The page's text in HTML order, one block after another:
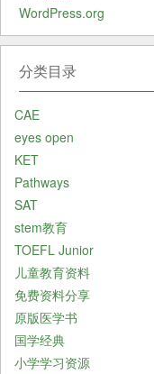
WordPress.org
分类目录
CAE
eyes open
KET
Pathways
SAT
stem教育
TOEFL Junior
儿童教育资料
免费资料分享
原版医学书
国学经典
小学学习资源